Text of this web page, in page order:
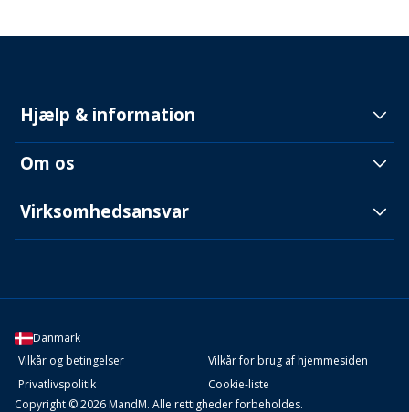
Hjælp & information
Om os
Virksomhedsansvar
Danmark
Vilkår og betingelser
Vilkår for brug af hjemmesiden
Privatlivspolitik
Cookie-liste
Copyright © 2026 MandM. Alle rettigheder forbeholdes.